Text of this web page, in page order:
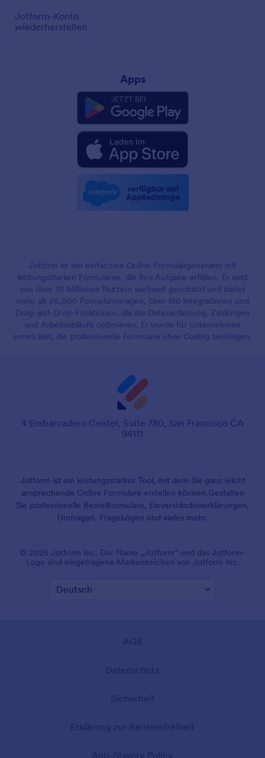
Jotform-Konto
wiederherstellen
Apps
Jotform ist der einfachste Online-Formulargenerator mit
leistungsstarken Formularen, die ihre Aufgabe erfüllen. Er wird
von über 35 Millionen Nutzern weltweit geschätzt und bietet
mehr als 20,000 Formularvorlagen, über 150 Integrationen und
Drag-and-Drop-Funktionen, die die Datenerfassung, Zahlungen
und Arbeitsabläufe optimieren. Er wurde für Unternehmen
entwickelt, die professionelle Formulare ohne Coding benötigen.
4 Embarcadero Center, Suite 780, San Francisco CA
94111
Jotform ist ein leistungsstarkes Tool, mit dem Sie ganz leicht
ansprechende Online Formulare erstellen können.Gestalten
Sie professionelle Bestellformulare, Einverständniserklärungen,
Umfragen, Fragebögen und vieles mehr.
© 2026 Jotform Inc. Der Name „Jotform“ und das Jotform-
Logo sind eingetragene Markenzeichen von Jotform Inc.
AGB
Datenschutz
Sicherheit
Erklärung zur Barrierefreiheit
Anti-Slavery Policy